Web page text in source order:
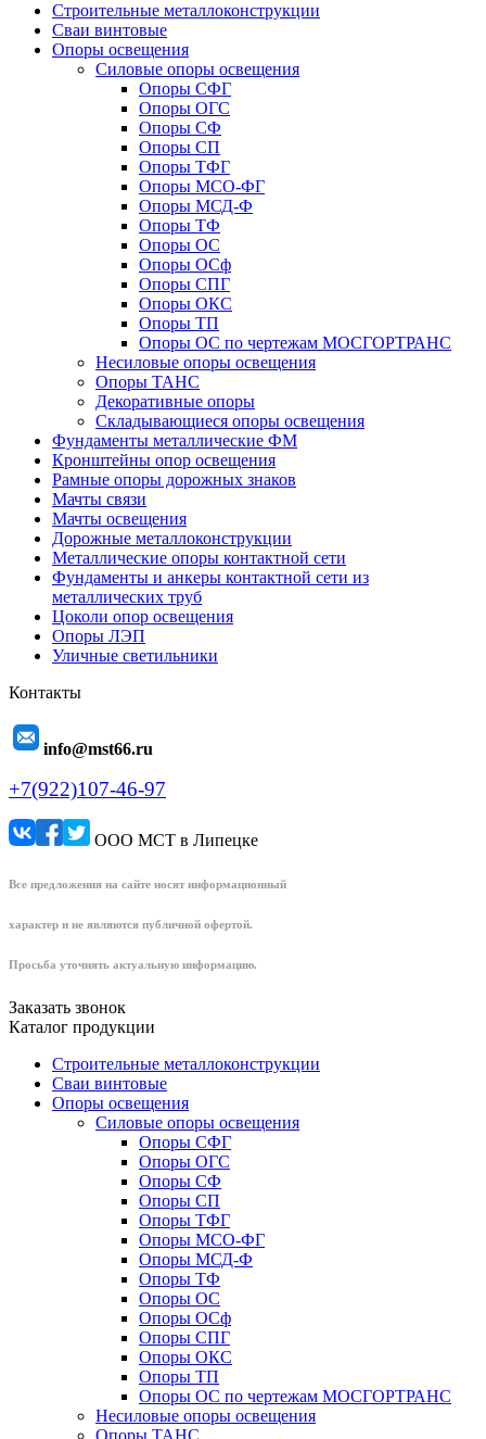
Строительные металлоконструкции
Сваи винтовые
Опоры освещения
Силовые опоры освещения
Опоры СФГ
Опоры ОГС
Опоры СФ
Опоры СП
Опоры ТФГ
Опоры МСО-ФГ
Опоры МСД-Ф
Опоры ТФ
Опоры ОС
Опоры ОСф
Опоры СПГ
Опоры ОКС
Опоры ТП
Опоры ОС по чертежам МОСГОРТРАНС
Несиловые опоры освещения
Опоры ТАНС
Декоративные опоры
Складывающиеся опоры освещения
Фундаменты металлические ФМ
Кронштейны опор освещения
Рамные опоры дорожных знаков
Мачты связи
Мачты освещения
Дорожные металлоконструкции
Металлические опоры контактной сети
Фундаменты и анкеры контактной сети из
металлических труб
Цоколи опор освещения
Опоры ЛЭП
Уличные светильники
Контакты
info@mst66.ru
+7(922)107-46-97
ООО МСТ в Липецке
Все предложения на сайте носят информационный
характер и не являются публичной офертой.
Просьба уточнять актуальную информацию.
Заказать звонок
Каталог продукции
Строительные металлоконструкции
Сваи винтовые
Опоры освещения
Силовые опоры освещения
Опоры СФГ
Опоры ОГС
Опоры СФ
Опоры СП
Опоры ТФГ
Опоры МСО-ФГ
Опоры МСД-Ф
Опоры ТФ
Опоры ОС
Опоры ОСф
Опоры СПГ
Опоры ОКС
Опоры ТП
Опоры ОС по чертежам МОСГОРТРАНС
Несиловые опоры освещения
Опоры ТАНС